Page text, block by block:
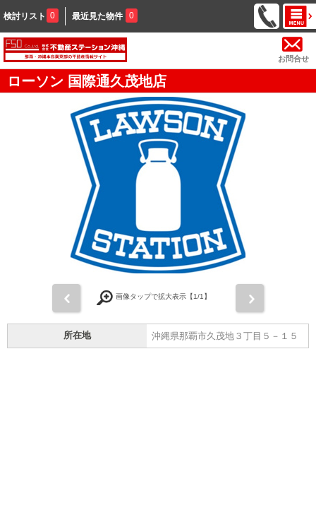
検討リスト 0 最近見た物件 0
お問合せ
ローソン 国際通久茂地店
画像タップで拡大表示【1/1】
所在地 沖縄県那覇市久茂地３丁目５－１５